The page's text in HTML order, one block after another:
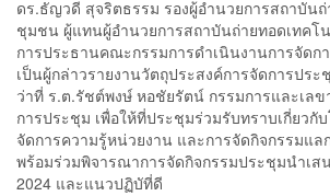
ดร.ธัญวดี สุจริตธรรม รองผู้อำนวยการสถาบัน
ชุมชน ผู้แทนผู้อำนวยการสถาบันถ่ายทอดเทค
การประธานคณะกรรมการดำเนินงานการจัดก
เป็นผู้กล่าวรายงานวัตถุประสงค์การจัดการปร
ว่าที่ ร.ต.รัชต์พงษ์ หอชัยรัตน์ กรรมการและเลข
การประชุม เพื่อให้ที่ประชุมร่วมรับทราบเกี่ยวกั
จัดการความรู้หน่วยงาน และการจัดกิจกรรมแล
พร้อมร่วมพิจารณาการจัดกิจกรรมประชุมนำเส
2024 และแนวปฏิบัที่ดี